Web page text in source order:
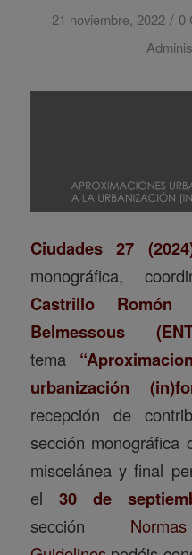
21 noviembre, 2022 / 0
Ciudades 27
monográfica,
Castrillo Romón
Belmessous
tema
urbanización
recepción de
sección monográfica
miscelánea y final
el 30 de
sección